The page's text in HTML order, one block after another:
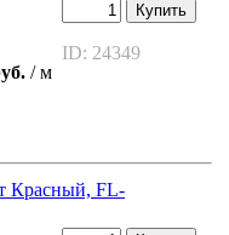
/ м
Купить
ID: 24349
Красный, FL-